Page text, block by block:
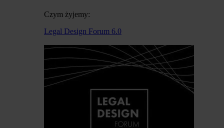
Czym żyjemy:
Legal Design Forum 6.0